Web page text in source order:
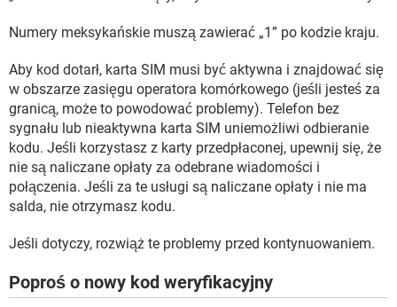
Numery meksykańskie muszą zawierać „1” po kodzie kraju.
Aby kod dotarł, karta SIM musi być aktywna i znajdować się
w obszarze zasięgu operatora komórkowego (jeśli jesteś za
granicą, może to powodować problemy). Telefon bez
sygnału lub nieaktywna karta SIM uniemożliwi odbieranie
kodu. Jeśli korzystasz z karty przedpłaconej, upewnij się, że
nie są naliczane opłaty za odebrane wiadomości i
połączenia. Jeśli za te usługi są naliczane opłaty i nie ma
salda, nie otrzymasz kodu.
Jeśli dotyczy, rozwiąż te problemy przed kontynuowaniem.
Poproś o nowy kod weryfikacyjny